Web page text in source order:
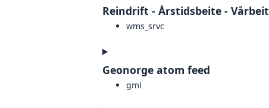
Reindrift - Årstidsbeite -
wms_srvc
Geonorge atom feed
gml